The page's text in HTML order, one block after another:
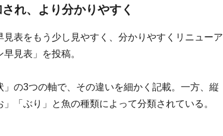
れ、より分かりやすく
表をもう少し見やすく、分かりやすくリニューア
見表」を投稿。
の3つの軸で、その違いを細かく記載。一方、縦
「ぶり」と魚の種類によって分類されている。